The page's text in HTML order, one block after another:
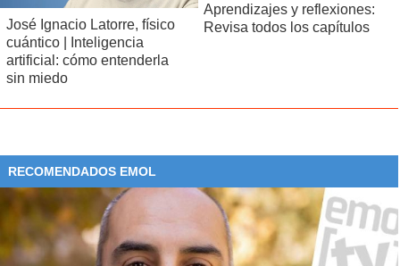
José Ignacio Latorre, físico
cuántico | Inteligencia
artificial: cómo entenderla
sin miedo
Aprendizajes y reflexiones:
Revisa todos los capítulos
RECOMENDADOS EMOL